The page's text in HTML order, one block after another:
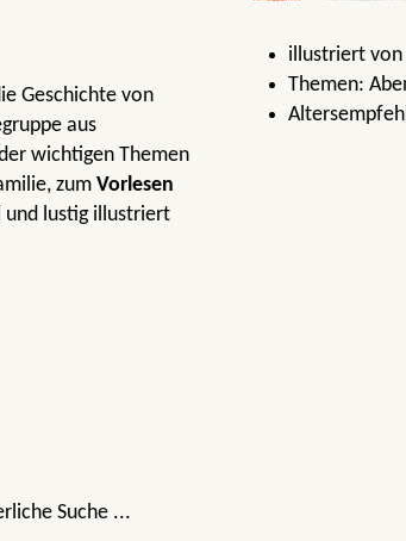
Geschichte von
aus
wichtigen Themen
zum Vorlesen
und lustig illustriert
Suche ...
illustriert von
Themen: